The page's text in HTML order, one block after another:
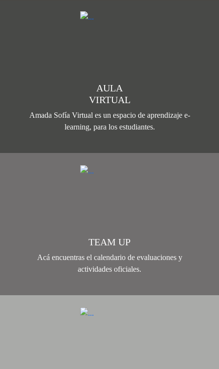
AULA
VIRTUAL
Amada Sofía Virtual es un espacio de aprendizaje e-
learning, para los estudiantes.
TEAM UP
Acá encuentras el calendario de evaluaciones y
actividades oficiales.